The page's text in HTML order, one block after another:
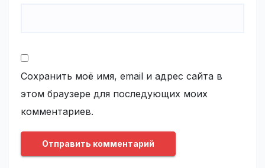
Сохранить моё имя, email и адрес сайта в
этом браузере для последующих моих
комментариев.